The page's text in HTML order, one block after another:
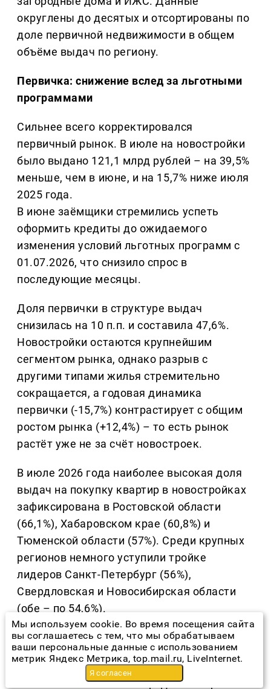
округлены до десятых и отсортированы по
доле первичной недвижимости в общем
объёме выдач по региону.
Первичка: снижение вслед за льготными
программами
Сильнее всего корректировался
первичный рынок. В июле на новостройки
было выдано 121,1 млрд рублей – на 39,5%
меньше, чем в июне, и на 15,7% ниже июля
2025 года.
В июне заёмщики стремились успеть
оформить кредиты до ожидаемого
изменения условий льготных программ с
01.07.2026, что снизило спрос в
последующие месяцы.
Доля первички в структуре выдач
снизилась на 10 п.п. и составила 47,6%.
Новостройки остаются крупнейшим
сегментом рынка, однако разрыв с
другими типами жилья стремительно
сокращается, а годовая динамика
первички (-15,7%) контрастирует с общим
ростом рынка (+12,4%) – то есть рынок
растёт уже не за счёт новостроек.
В июле 2026 года наиболее высокая доля
выдач на покупку квартир в новостройках
зафиксирована в Ростовской области
(66,1%), Хабаровском крае (60,8%) и
Тюменской области (57%). Среди крупных
регионов немного уступили тройке
лидеров Санкт-Петербург (56%),
Свердловская и Новосибирская области
(обе – по 54,6%).
Вторичка: рост более чем в два раза год к
году
Рынок готового жилья продолжает расти.
Мы используем cookie. Во время посещения сайта
вы соглашаетесь с тем, что мы обрабатываем
ваши персональные данные с использованием
метрик Яндекс Метрика, top.mail.ru, LiveInternet.
Я согласен